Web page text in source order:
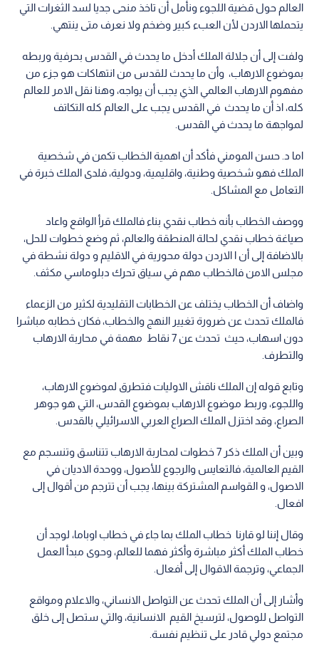
العالم حول قضية اللجوء ونأمل أن تاخذ منحى جديا لسد الثغرات التي
يتحملها الاردن لأن العبء كبير وضخم ولا نعرف متى ينتهي.
ولفت إلى أن جلالة الملك أدخل ما يحدث في القدس بحرفية وربطه
بموضوع الارهاب، وأن ما يحدث للقدس من انتهاكات هو جزء من
مفهوم الارهاب العالمي الذي يجب أن يواجه، وهنا نقل الامر للعالم
كله، اذ أن ما يحدث في القدس يجب على العالم كله التكاتف
لمواجهة ما يحدث في القدس.
اما د. حسن المومني فأكد أن اهمية الخطاب تكمن في شخصية
الملك فهو شخصية وطنية، واقليمية، ودولية، فلدى الملك خبرة في
التعامل مع المشاكل.
ووصف الخطاب بأنه خطاب نقدي بناء فالملك قرأ الواقع واعاد
صياغة خطاب نقدي لحالة المنطقة والعالم، ثم وضع خطوات للحل،
بالاضافة إلى أن ا الاردن دولة محورية في الاقليم و دولة نشطة في
مجلس الامن فالخطاب مهم في سياق تحرك دبلوماسي مكثف.
واضاف أن الخطاب يختلف عن الخطابات التقليدية لكثير من الزعماء
فالملك تحدث عن ضرورة تغيير النهج والخطاب، فكان خطابه مباشرا
دون اسهاب، حيث تحدث عن 7 نقاط مهمة في محاربة الارهاب
والتطرف.
وتابع قوله إن الملك ناقش الاوليات فتطرق لموضوع الارهاب،
واللجوء، وربط موضوع الارهاب بموضوع القدس، التي هو جوهر
الصراع، وقد اختزل الملك الصراع العربي الاسرائيلي بالقدس.
وبين أن الملك ذكر 7 خطوات لمحاربة الارهاب تتناسق وتنسجم مع
القيم العالمية، فالتعايس والرجوع للأصول، ووحدة الاديان في
الاصول، و القواسم المشتركة بينها، يجب أن تترجم من أقوال إلى
افعال.
وقال إننا لو قارنا خطاب الملك بما جاء في خطاب اوباما، لوجد أن
خطاب الملك أكثر مباشرة وأكثر فهما للعالم، وحوى مبدأ العمل
الجماعي، وترجمة الاقوال إلى أفعال.
وأشار إلى أن الملك تحدث عن التواصل الانساني، والاعلام ومواقع
التواصل للوصول، لترسيخ القيم الانسانية، والتي ستصل إلى خلق
مجتمع دولي قادر على تنظيم نفسة.